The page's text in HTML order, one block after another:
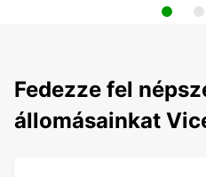
Fedezze fel
állomásainkat